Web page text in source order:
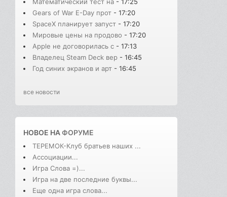
Gears of War E-Day прот - 17:20
SpaceX планирует запуст - 17:20
Мировые цены на продово - 17:20
Apple не договорилась с - 17:13
Владелец Steam Deck вер - 16:45
Год синих экранов и арт - 16:45
все новости
НОВОЕ НАФОРУМЕ
ТЕРЕМОК-Клуб братьев наших ...
Ассоциации...
Игра Слова =)...
Игра на две последние буквы...
Еще одна игра слова...